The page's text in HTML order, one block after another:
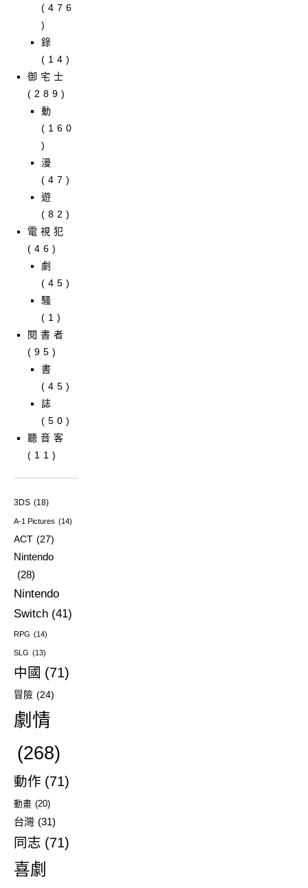
(476
)
錄
(14)
御宅士
(289)
動
(160
)
漫
(47)
遊
(82)
電視犯
(46)
劇
(45)
騷
(1)
閱書者
(95)
書
(45)
誌
(50)
聽音客
(11)
3DS (18)
A-1 Pictures (14)
ACT (27)
Nintendo
(28)
Nintendo
Switch (41)
RPG (14)
SLG (13)
中國 (71)
冒險 (24)
劇情
(268)
動作 (71)
動畫 (20)
台灣 (31)
同志 (71)
喜劇